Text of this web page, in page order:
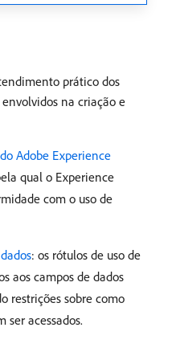
prático dos
na criação e
Adobe Experience
qual o Experience
com o uso de
: os rótulos de uso de
aos campos de dados
restrições sobre como
ser acessados.